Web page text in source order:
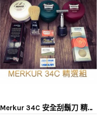
Merkur 34C 安全刮鬍刀 精選組A